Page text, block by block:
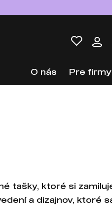
O nás Pre firmy
tašky, ktoré si
a dizajnov, ktoré